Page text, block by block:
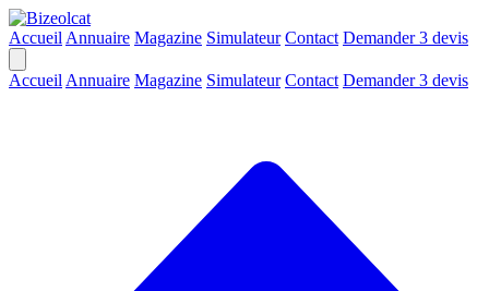
Accueil Annuaire Magazine Simulateur Contact Demander 3 devis
Accueil Annuaire Magazine Simulateur Contact Demander 3 devis